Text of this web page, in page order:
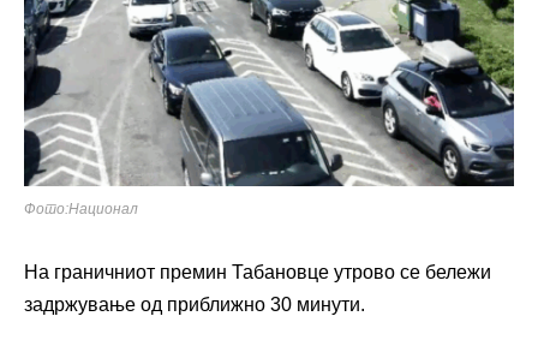
Фото:Национал
На граничниот премин Табановце утрово се бележи
задржување од приближно 30 минути.